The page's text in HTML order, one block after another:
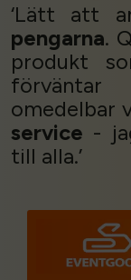
‘Lätt att
pengarna.
produkt
omedelbar
service -
till alla.’